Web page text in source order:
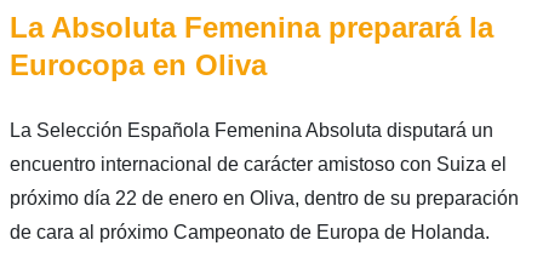
La Absoluta Femenina preparará la
Eurocopa en Oliva
La Selección Española Femenina Absoluta disputará un
encuentro internacional de carácter amistoso con Suiza el
próximo día 22 de enero en Oliva, dentro de su preparación
de cara al próximo Campeonato de Europa de Holanda.